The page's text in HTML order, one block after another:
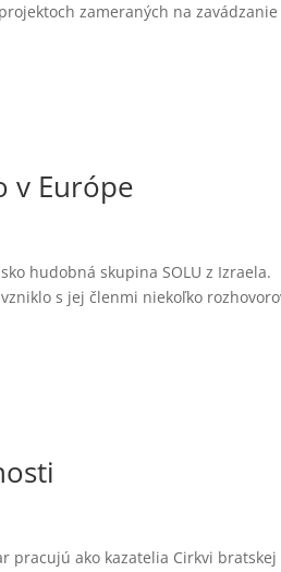
zameraných na zavádzanie
v Európe
hudobná skupina SOLU z Izraela.
s jej členmi niekoľko
pracujú ako kazatelia Cirkvi bratskej